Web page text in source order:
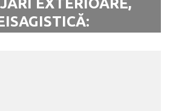
EXTERIOARE,